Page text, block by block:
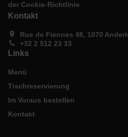
der Cookie-Richtlinie
Kontakt
Rue de Fiennes 48, 1070
+32 2 512 23 33
Links
Menü
Tischreservierung
Im Voraus bestellen
Kontakt